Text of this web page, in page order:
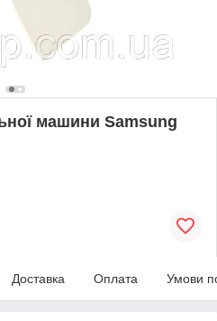
машини Samsung
Доставка Оплата Умови